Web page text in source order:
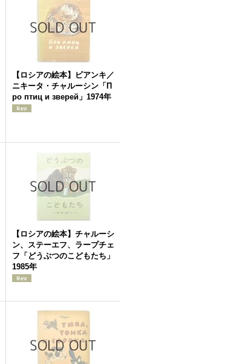
【ロシアの絵本】ビアンキ／
ニキータ・チャルーシン「П
ро птиц и зверей」1974年
【ロシアの絵本】チャルーシ
ン、ステーエフ、ラープチェ
フ「どうぶつのこどもたち」
1985年